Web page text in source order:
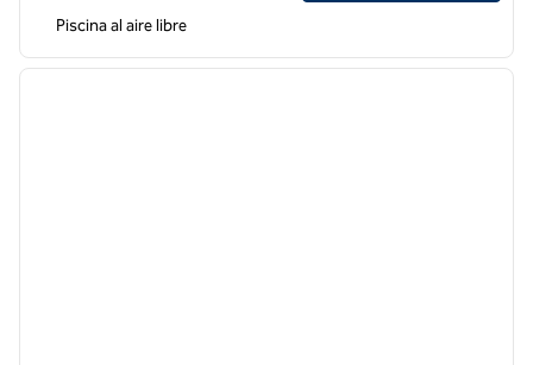
Piscina al aire libre
1 de 12